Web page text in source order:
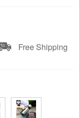
Free Shipping